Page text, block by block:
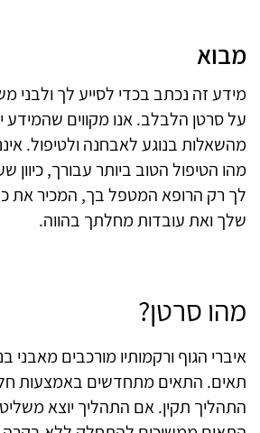
מבוא
מידע זה נכתב בכדי לסייע לך ולבני
על סרטן הלבלב. אנו מקווים שהמידע
מהשאלות בנוגע לאבחנה ולטיפול.
מהו הטיפול הטוב ביותר עבורך,
לך רק הרופא המטפל בך, המכיר את
שלך ואת עובדות מחלתך בהווה.
מהו סרטן?
איברי הגוף ורקמותיו מורכבים מאבני
תאים. התאים מתחדשים באמצעות
התהליך תקין. אם התהליך יוצא